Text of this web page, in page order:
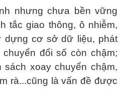
nhưng chưa bền vững
tắc giao thông, ô nhiễm,
dựng cơ sở dữ liệu, phát
đổi số còn chậm;
xoay chuyển chậm,
rà...cũng là vấn đề được